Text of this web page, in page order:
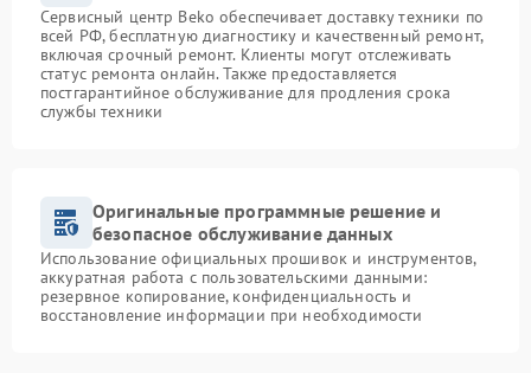
Сервисный центр Beko обеспечивает доставку техники по
всей РФ, бесплатную диагностику и качественный ремонт,
включая срочный ремонт. Клиенты могут отслеживать
статус ремонта онлайн. Также предоставляется
постгарантийное обслуживание для продления срока
службы техники
Оригинальные программные решение и
безопасное обслуживание данных
Использование официальных прошивок и инструментов,
аккуратная работа с пользовательскими данными:
резервное копирование, конфиденциальность и
восстановление информации при необходимости